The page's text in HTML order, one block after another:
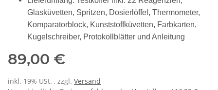
Glasküvetten, Spritzen, Dosierlöffel, Thermometer,
Komparatorblock, Kunststoffküvetten, Farbkarten,
Kugelschreiber, Protokollblätter und Anleitung
89,00 €
inkl. 19% USt. , zzgl. Versand